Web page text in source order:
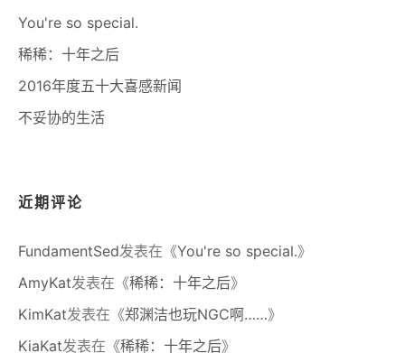
You're so special.
稀稀：十年之后
2016年度五十大喜感新闻
不妥协的生活
近期评论
FundamentSed发表在《You're so special.》
AmyKat发表在《稀稀：十年之后》
KimKat发表在《郑渊洁也玩NGC啊……》
KiaKat发表在《稀稀：十年之后》